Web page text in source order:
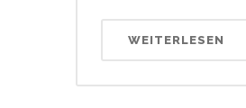
WEITERLESEN